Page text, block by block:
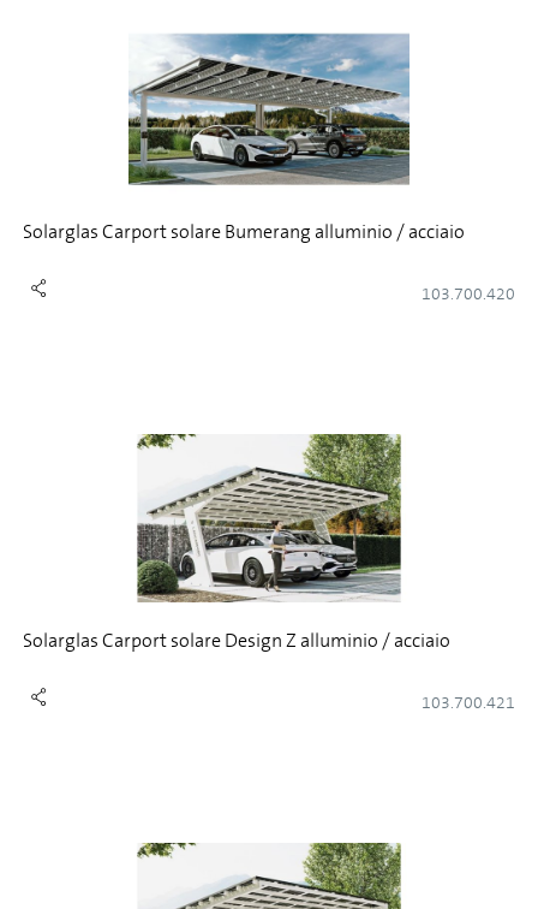
Solarglas Carport solare Bumerang alluminio / acciaio
103.700.420
Solarglas Carport solare Design Z alluminio / acciaio
103.700.421